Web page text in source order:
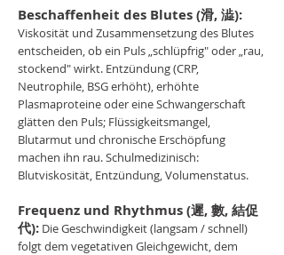
Beschaffenheit des Blutes (滑, 澁):
Viskosität und Zusammensetzung des Blutes
entscheiden, ob ein Puls „schlüpfrig" oder „rau,
stockend" wirkt. Entzündung (CRP,
Neutrophile, BSG erhöht), erhöhte
Plasmaproteine oder eine Schwangerschaft
glätten den Puls; Flüssigkeitsmangel,
Blutarmut und chronische Erschöpfung
machen ihn rau. Schulmedizinisch:
Blutviskosität, Entzündung, Volumenstatus.
Frequenz und Rhythmus (遲, 數, 結促
代): Die Geschwindigkeit (langsam / schnell)
folgt dem vegetativen Gleichgewicht, dem